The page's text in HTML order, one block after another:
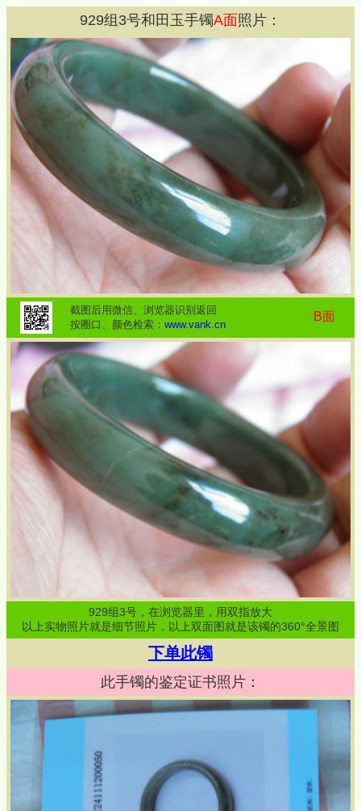
929组 3号和田玉手镯A面照片：
截图后用微信、浏览器识别返回
按圈口、颜色检索： www.vank.cn
B面
929组3号，在浏览器里，用双指放大
以上实物照片就是细节照片，以上双面图就是该镯的360°全景图
下单此镯
此手镯的鉴定证书照片：